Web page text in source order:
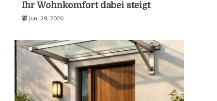
Ihr Wohnkomfort dabei steigt
Juni 29, 2026